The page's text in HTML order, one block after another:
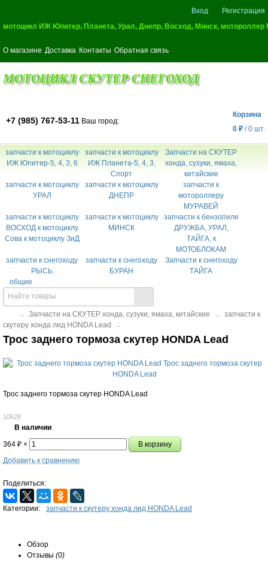
Вход
Регистрация
мотоцикл ИЖ Юпитер, Планета, Урал, Днепр, Восход, Минск,
О магазине Доставка Контакты Обратная связь
МОТОЦИКЛ СКУТЕР СНЕГОХОД
+7 (985) 767-53-11 Ваш город:
Корзина
0 ₽ /0 шт.
запчасти к мотоциклу
ИЖ Юпитер-5, 4, 3, 6
запчасти к мотоциклу
ИЖ Планета-5, 4, 3,
Спорт
Запчасти на СКУТЕР
хонда, сузуки, ямаха,
китайские
запчасти к мотоциклу
УРАЛ
запчасти к мотоциклу
ДНЕПР
запчасти к
мотороллеру
МУРАВЕЙ
запчасти к мотоциклу
ВОСХОД к мотоциклу
Сова к мотоциклу ЗиД
запчасти к мотоциклу
МИНСК
запчасти к бензопиле
ДРУЖБА, УРАЛ,
ТАЙГА, к
МОТОБЛОКАМ
запчасти к снегоходу
РЫСЬ
запчасти к снегоходу
БУРАН
Запчасти к снегоходу
ТАЙГА
общие
→ Запчасти на СКУТЕР хонда, сузуки, ямаха, китайские →
запчасти к
скутеру хонда лид HONDA Lead
→
Трос заднего тормоза скутер HONDA Lead
Трос заднего тормоза скутер HONDA Lead
10628
В наличии
364 ₽ ×
Добавить к сравнению
Поделиться:
Категории: запчасти к скутеру хонда лид HONDA Lead
Обзор
Отзывы (0)